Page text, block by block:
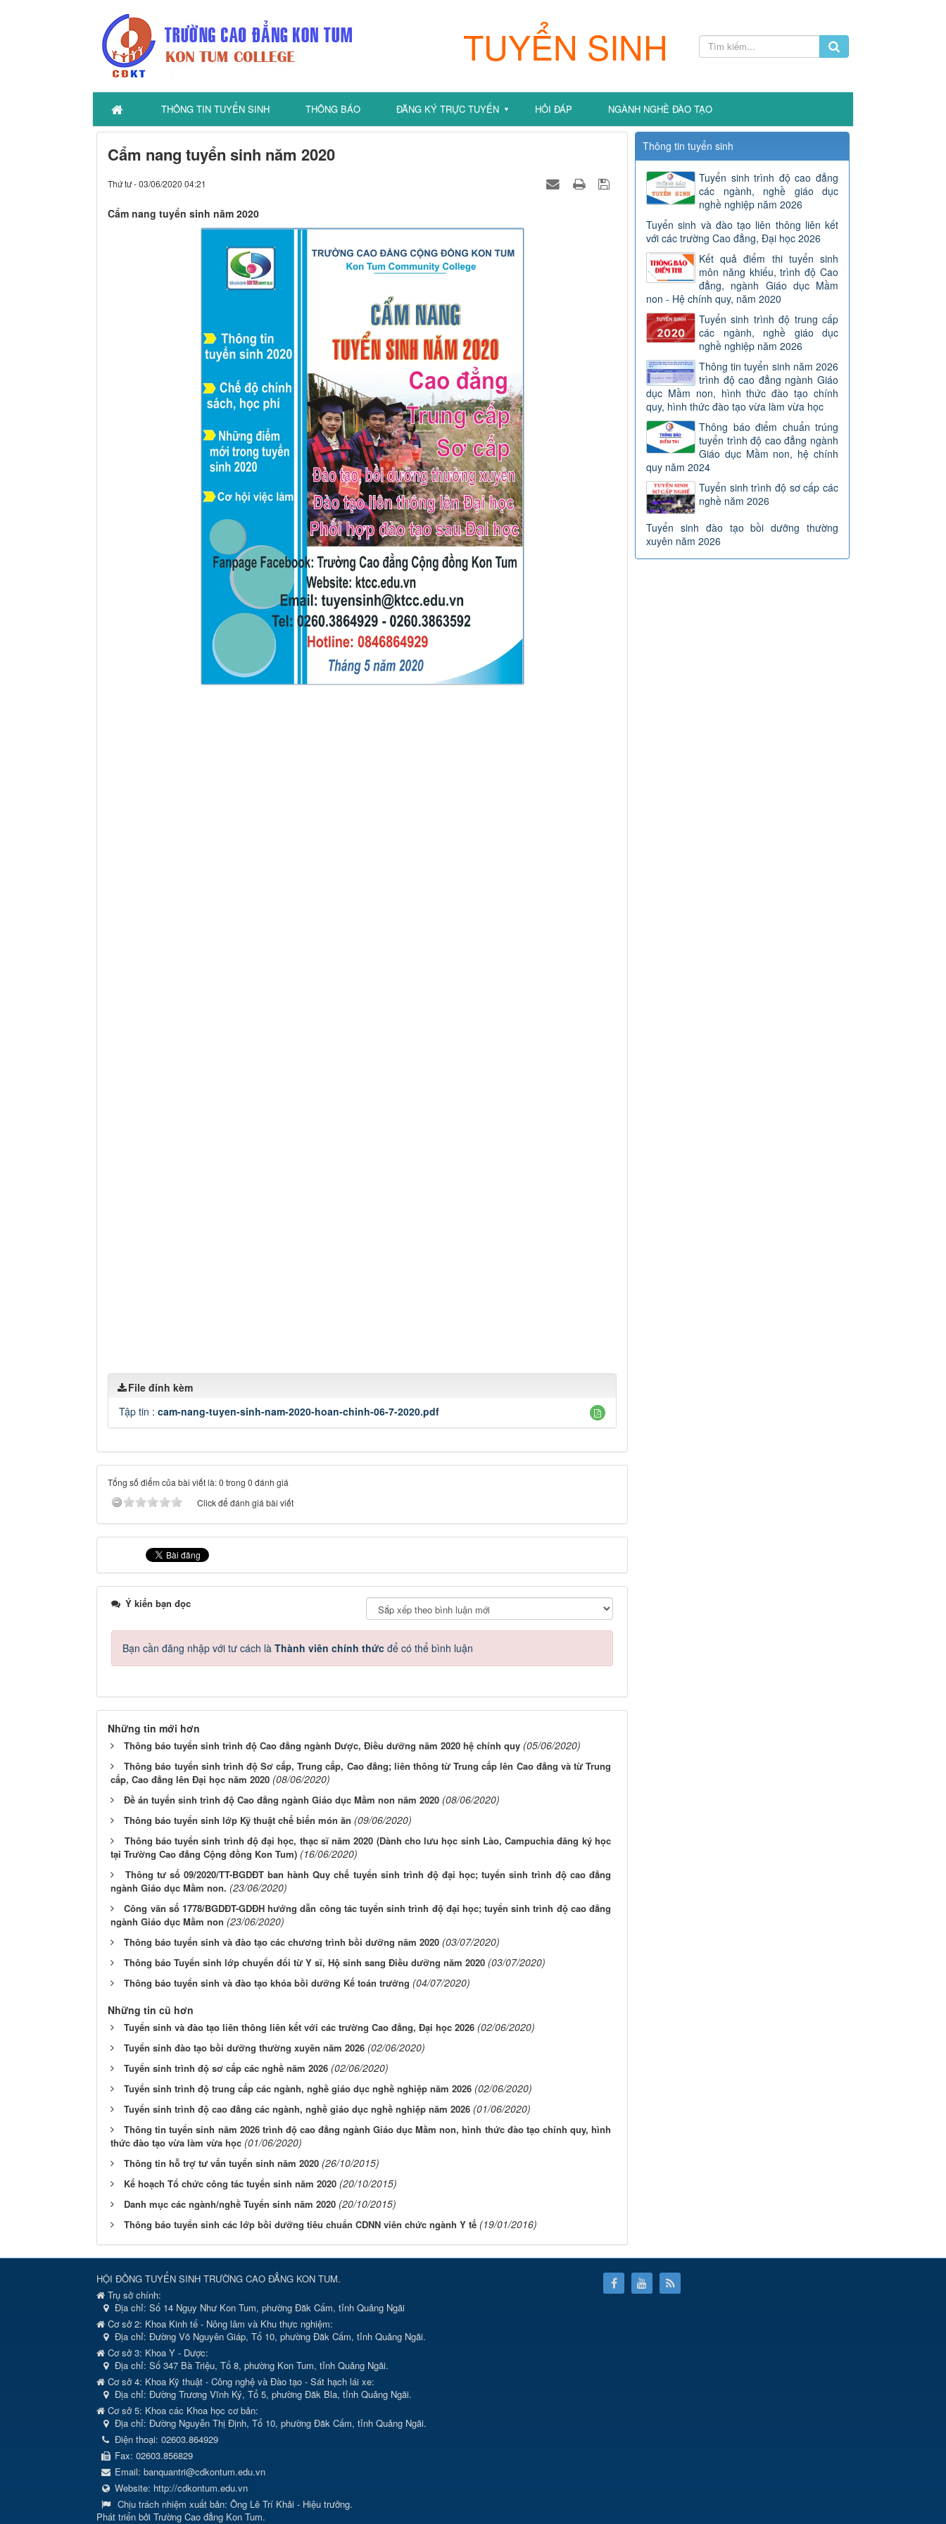
TUYỂN SINH
THÔNG TIN TUYỂN SINH THÔNG BÁO ĐĂNG KÝ TRỰC TUYẾN ▼ HỎI ĐÁP NGÀNH NGHỀ ĐÀO TẠO
Cẩm nang tuyển sinh năm 2020
Thứ tư - 03/06/2020 04:21
Cẩm nang tuyển sinh năm 2020
File đính kèm
Tập tin : cam-nang-tuyen-sinh-nam-2020-hoan-chinh-06-7-2020.pdf
Tổng số điểm của bài viết là: 0 trong 0 đánh giá
Click để đánh giá bài viết
Ý kiến bạn đọc
Bạn cần đăng nhập với tư cách là Thành viên chính thức để có thể bình luận
Những tin mới hơn
Thông báo tuyển sinh trình độ Cao đẳng ngành Dược, Điều dưỡng năm 2020 hệ chính quy (05/06/2020)
Thông báo tuyển sinh trình độ Sơ cấp, Trung cấp, Cao đẳng; liên thông từ Trung cấp lên Cao đẳng và từ Trung
cấp, Cao đẳng lên Đại học năm 2020 (08/06/2020)
Đề án tuyển sinh trình độ Cao đẳng ngành Giáo dục Mầm non năm 2020 (08/06/2020)
Thông báo tuyển sinh lớp Kỹ thuật chế biến món ăn (09/06/2020)
Thông báo tuyển sinh trình độ đại học, thạc sĩ năm 2020 (Dành cho lưu học sinh Lào, Campuchia đăng ký học
tại Trường Cao đẳng Cộng đồng Kon Tum) (16/06/2020)
Thông tư số 09/2020/TT-BGDĐT ban hành Quy chế tuyển sinh trình độ đại học; tuyển sinh trình độ cao đẳng
ngành Giáo dục Mầm non. (23/06/2020)
Công văn số 1778/BGDĐT-GDĐH hướng dẫn công tác tuyển sinh trình độ đại học; tuyển sinh trình độ cao đẳng
ngành Giáo dục Mầm non (23/06/2020)
Thông báo tuyển sinh và đào tạo các chương trình bồi dưỡng năm 2020 (03/07/2020)
Thông báo Tuyển sinh lớp chuyển đổi từ Y sĩ, Hộ sinh sang Điều dưỡng năm 2020 (03/07/2020)
Thông báo tuyển sinh và đào tạo khóa bồi dưỡng Kế toán trưởng (04/07/2020)
Những tin cũ hơn
Tuyển sinh và đào tạo liên thông liên kết với các trường Cao đẳng, Đại học 2026 (02/06/2020)
Tuyển sinh đào tạo bồi dưỡng thường xuyên năm 2026 (02/06/2020)
Tuyển sinh trình độ sơ cấp các nghề năm 2026 (02/06/2020)
Tuyển sinh trình độ trung cấp các ngành, nghề giáo dục nghề nghiệp năm 2026 (02/06/2020)
Tuyển sinh trình độ cao đẳng các ngành, nghề giáo dục nghề nghiệp năm 2026 (01/06/2020)
Thông tin tuyển sinh năm 2026 trình độ cao đẳng ngành Giáo dục Mầm non, hình thức đào tạo chính quy, hình
thức đào tạo vừa làm vừa học (01/06/2020)
Thông tin hỗ trợ tư vấn tuyển sinh năm 2020 (26/10/2015)
Kế hoạch Tổ chức công tác tuyển sinh năm 2020 (20/10/2015)
Danh mục các ngành/nghề Tuyển sinh năm 2020 (20/10/2015)
Thông báo tuyển sinh các lớp bồi dưỡng tiêu chuẩn CDNN viên chức ngành Y tế (19/01/2016)
Thông tin tuyển sinh
Tuyển sinh trình độ cao đẳng
các ngành, nghề giáo dục
nghề nghiệp năm 2026
Tuyển sinh và đào tạo liên thông liên kết
với các trường Cao đẳng, Đại học 2026
Kết quả điểm thi tuyển sinh
môn năng khiếu, trình độ Cao
đẳng, ngành Giáo dục Mầm
non - Hệ chính quy, năm 2020
Tuyển sinh trình độ trung cấp
các ngành, nghề giáo dục
nghề nghiệp năm 2026
Thông tin tuyển sinh năm 2026
trình độ cao đẳng ngành Giáo
dục Mầm non, hình thức đào tạo chính
quy, hình thức đào tạo vừa làm vừa học
Thông báo điểm chuẩn trúng
tuyển trình độ cao đẳng ngành
Giáo dục Mầm non, hệ chính
quy năm 2024
Tuyển sinh trình độ sơ cấp các
nghề năm 2026
Tuyển sinh đào tạo bồi dưỡng thường
xuyên năm 2026
HỘI ĐỒNG TUYỂN SINH TRƯỜNG CAO ĐẲNG KON TUM.
Trụ sở chính:
Địa chỉ: Số 14 Ngụy Như Kon Tum, phường Đăk Cấm, tỉnh Quảng Ngãi
Cơ sở 2: Khoa Kinh tế - Nông lâm và Khu thực nghiệm:
Địa chỉ: Đường Võ Nguyên Giáp, Tổ 10, phường Đăk Cấm, tỉnh Quảng Ngãi.
Cơ sở 3: Khoa Y - Dược:
Địa chỉ: Số 347 Bà Triệu, Tổ 8, phường Kon Tum, tỉnh Quảng Ngãi.
Cơ sở 4: Khoa Kỹ thuật - Công nghệ và Đào tạo - Sát hạch lái xe:
Địa chỉ: Đường Trương Vĩnh Ký, Tổ 5, phường Đăk Bla, tỉnh Quảng Ngãi.
Cơ sở 5: Khoa các Khoa học cơ bản:
Địa chỉ: Đường Nguyễn Thị Định, Tổ 10, phường Đăk Cấm, tỉnh Quảng Ngãi.
Điện thoại: 02603.864929
Fax: 02603.856829
Email: banquantri@cdkontum.edu.vn
Website: http://cdkontum.edu.vn
Chịu trách nhiệm xuất bản: Ông Lê Trí Khải - Hiệu trưởng.
Phát triển bởi Trường Cao đẳng Kon Tum.